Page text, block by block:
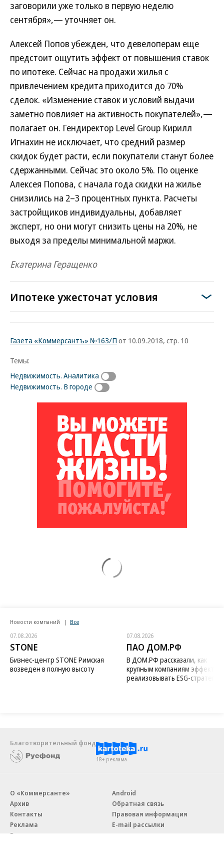
заговорили уже только в первую неделю
сентября»,— уточняет он.
Алексей Попов убежден, что девелоперам еще
предстоит ощутить эффект от повышения ставок
по ипотеке. Сейчас на продажи жилья с
привлечением кредита приходится до 70%
сделок. «Изменение ставок и условий выдачи
заметно повлияет на активность покупателей»,—
полагает он. Гендиректор Level Group Кирилл
Игнахин не исключает, что средний размер
скидок будет расти, если покупатели станут более
сдержанными. Сейчас это около 5%. По оценке
Алексея Попова, с начала года скидки на жилье
снизились на 2–3 процентных пункта. Расчеты
застройщиков индивидуальны, добавляет
эксперт, но они могут снизить цены на 20%, не
выходя за пределы минимальной маржи.
Екатерина Геращенко
Ипотеке ужесточат условия
Газета «Коммерсантъ» №163/П от 10.09.2018, стр. 10
Темы:
Недвижимость. Аналитика
Недвижимость. В городе
Новости компаний Все
07.08.2026
STONE
Бизнес-центр STONE Римская
возведен в полную высоту
07.08.2026
ПАО ДОМ.РФ
В ДОМ.РФ рассказали, как
крупным компаниям
реализовывать ESG-стратегию
Благотворительный фонд
18+ реклама
О «Коммерсанте»
Архив
Контакты
Реклама
Вакансии
Android
Обратная связь
Правовая информация
E-mail рассылки